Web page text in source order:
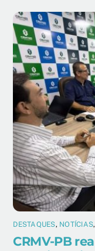
DESTAQUES, NOTÍCIAS,
CRMV-PB